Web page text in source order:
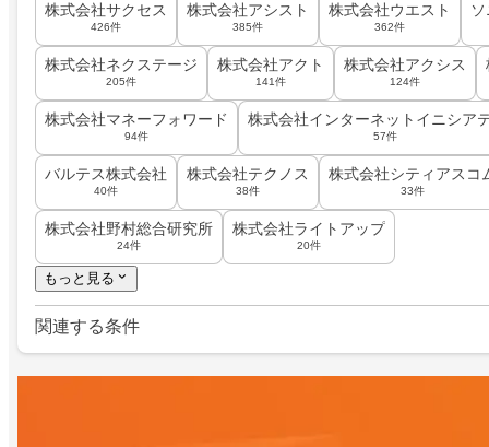
株式会社サクセス
426件
株式会社アシスト
385件
株式会社ウエスト
362件
株式会社ネクステージ
205件
株式会社アクト
141件
株式会社アクシス
124件
株式会社マネーフォワード
94件
株式会社インターネットイニシア
57件
バルテス株式会社
40件
株式会社テクノス
38件
株式会社シティアスコ
33件
株式会社野村総合研究所
24件
株式会社ライトアップ
20件
もっと見る
関連する条件